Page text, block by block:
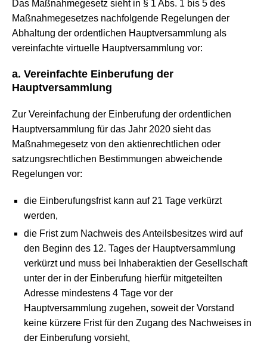
Das Maßnahmegesetz sieht in § 1 Abs. 1 bis 5 des
Maßnahmegesetzes nachfolgende Regelungen der
Abhaltung der ordentlichen Hauptversammlung als
vereinfachte virtuelle Hauptversammlung vor:
a. Vereinfachte Einberufung der
Hauptversammlung
Zur Vereinfachung der Einberufung der ordentlichen
Hauptversammlung für das Jahr 2020 sieht das
Maßnahmegesetz von den aktienrechtlichen oder
satzungsrechtlichen Bestimmungen abweichende
Regelungen vor:
die Einberufungsfrist kann auf 21 Tage verkürzt
werden,
die Frist zum Nachweis des Anteilsbesitzes wird auf
den Beginn des 12. Tages der Hauptversammlung
verkürzt und muss bei Inhaberaktien der Gesellschaft
unter der in der Einberufung hierfür mitgeteilten
Adresse mindestens 4 Tage vor der
Hauptversammlung zugehen, soweit der Vorstand
keine kürzere Frist für den Zugang des Nachweises in
der Einberufung vorsieht,